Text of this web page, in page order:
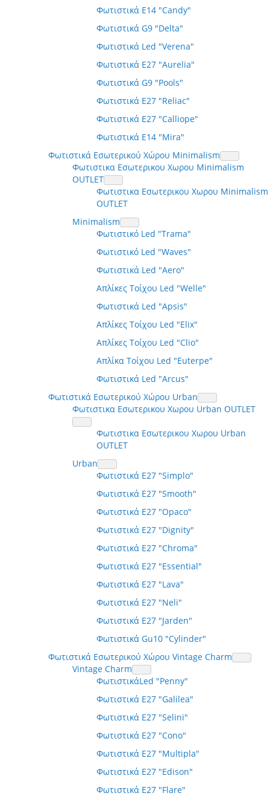
Φωτιστικά E14 "Candy"
Φωτιστικά G9 "Delta"
Φωτιστικά Led "Verena"
Φωτιστικά E27 "Aurelia"
Φωτιστικά G9 "Pools"
Φωτιστικά E27 "Reliac"
Φωτιστικά E27 "Calliope"
Φωτιστικά E14 "Mira"
Φωτιστικά Εσωτερικού Χώρου Minimalism
Φωτιστικα Εσωτερικου Χωρου Minimalism
OUTLET
Φωτιστικα Εσωτερικου Χωρου Minimalism
OUTLET
Minimalism
Φωτιστικό Led "Trama"
Φωτιστικό Led "Waves"
Φωτιστικά Led "Aero"
Απλίκες Τοίχου Led "Welle"
Φωτιστικά Led "Apsis"
Απλίκες Τοίχου Led "Elix"
Απλίκες Τοίχου Led "Clio"
Απλίκα Τοίχου Led "Euterpe"
Φωτιστικά Led "Arcus"
Φωτιστικά Εσωτερικού Χώρου Urban
Φωτιστικα Εσωτερικου Χωρου Urban OUTLET
Φωτιστικα Εσωτερικου Χωρου Urban
OUTLET
Urban
Φωτιστικά E27 "Simplo"
Φωτιστικά E27 "Smooth"
Φωτιστικά E27 "Opaco"
Φωτιστικά E27 "Dignity"
Φωτιστικά E27 "Chroma"
Φωτιστικά E27 "Essential"
Φωτιστικά E27 "Lava"
Φωτιστικά E27 "Neli"
Φωτιστικά E27 "Jarden"
Φωτιστικά Gu10 "Cylinder"
Φωτιστικά Εσωτερικού Χώρου Vintage Charm
Vintage Charm
ΦωτιστικάLed "Penny"
Φωτιστικά E27 "Galilea"
Φωτιστικά E27 "Selini"
Φωτιστικά E27 "Cono"
Φωτιστικά E27 "Multipla"
Φωτιστικά E27 "Edison"
Φωτιστικά E27 "Flare"